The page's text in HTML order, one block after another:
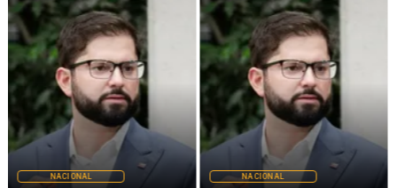
NACIONAL NACIONAL